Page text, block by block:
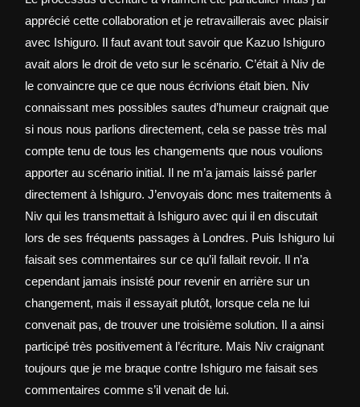
apprécié cette collaboration et je retravaillerais avec plaisir
avec Ishiguro. Il faut avant tout savoir que Kazuo Ishiguro
avait alors le droit de veto sur le scénario. C’était à Niv de
le convaincre que ce que nous écrivions était bien. Niv
connaissant mes possibles sautes d’humeur craignait que
si nous nous parlions directement, cela se passe très mal
compte tenu de tous les changements que nous voulions
apporter au scénario initial. Il ne m’a jamais laissé parler
directement à Ishiguro. J’envoyais donc mes traitements à
Niv qui les transmettait à Ishiguro avec qui il en discutait
lors de ses fréquents passages à Londres. Puis Ishiguro lui
faisait ses commentaires sur ce qu’il fallait revoir. Il n’a
cependant jamais insisté pour revenir en arrière sur un
changement, mais il essayait plutôt, lorsque cela ne lui
convenait pas, de trouver une troisième solution. Il a ainsi
participé très positivement à l’écriture. Mais Niv craignant
toujours que je me braque contre Ishiguro me faisait ses
commentaires comme s’il venait de lui.